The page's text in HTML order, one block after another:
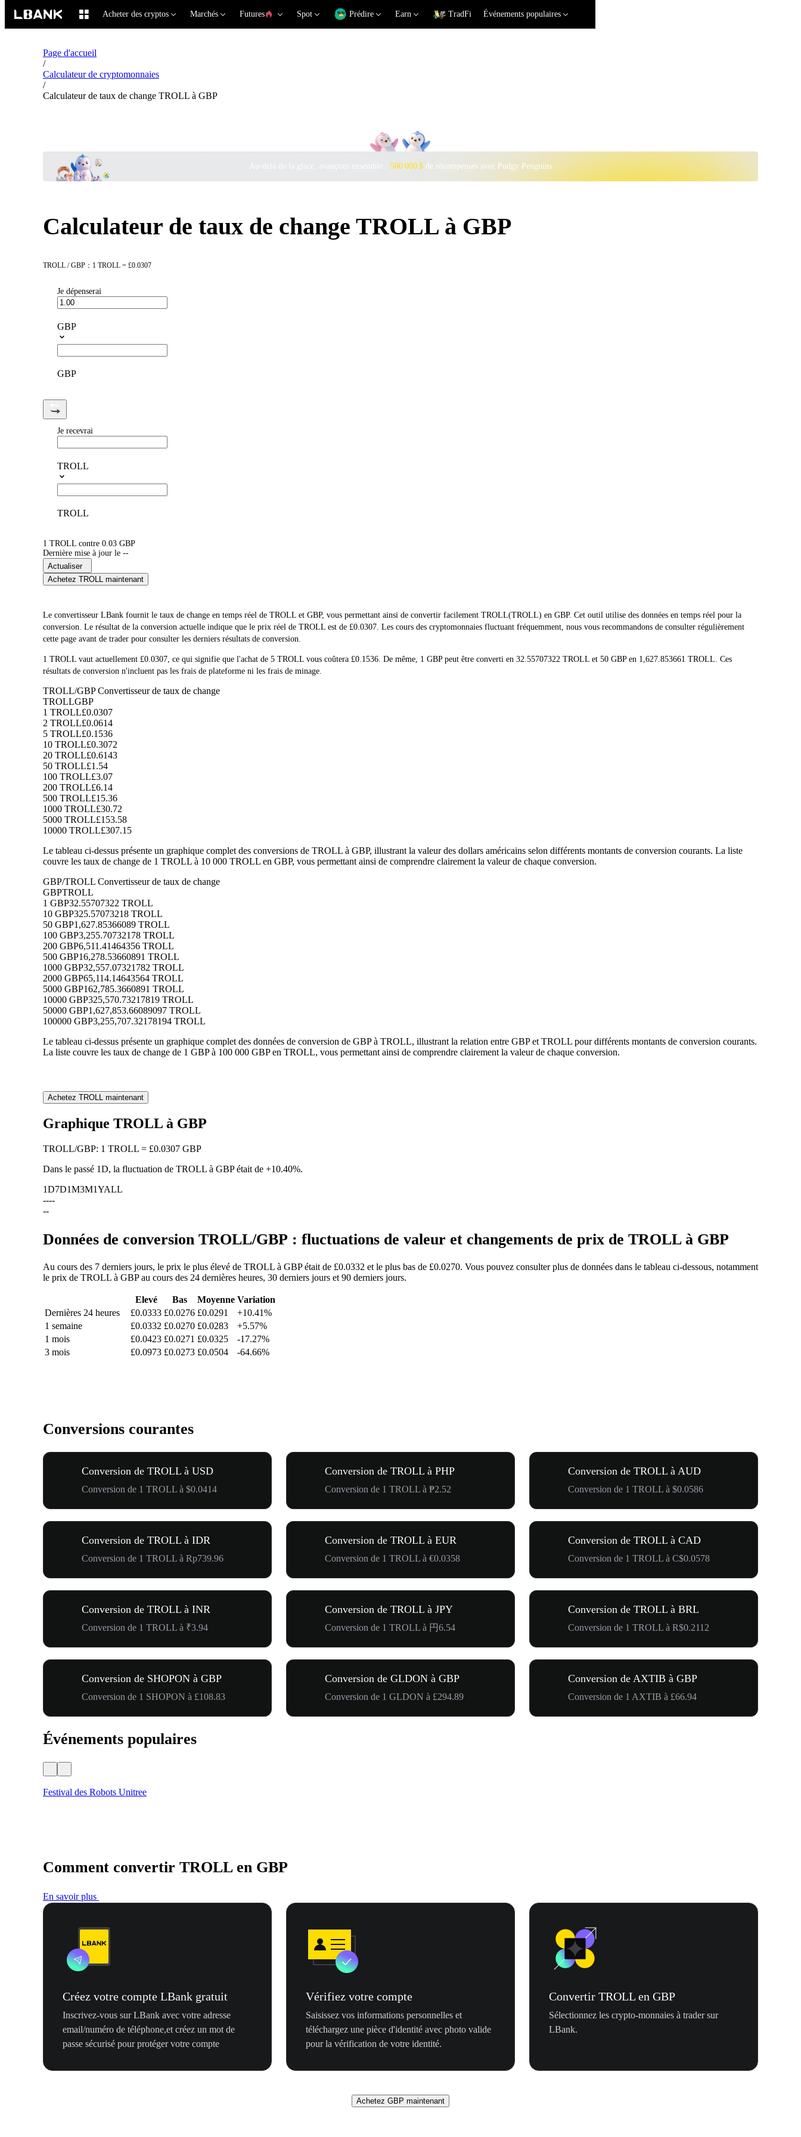
Acheter des cryptos Marchés Futures Spot Prédire Earn TradFi Événements populaires
Page d'accueil
/
Calculateur de cryptomonnaies
/
Calculateur de taux de change TROLL à GBP
Au-delà de la glace, avançons ensemble · 500 000 $ de récompenses avec Pudgy Penguins
Calculateur de taux de change TROLL à GBP
TROLL / GBP：1 TROLL = £0.0307
Je dépenserai
GBP
GBP
Je recevrai
TROLL
TROLL
1 TROLL contre 0.03 GBP
Dernière mise à jour le --
Actualiser
Achetez TROLL maintenant
Le convertisseur LBank fournit le taux de change en temps réel de TROLL et GBP, vous permettant ainsi de convertir facilement TROLL(TROLL) en GBP. Cet outil utilise des données en temps réel pour la
conversion. Le résultat de la conversion actuelle indique que le prix réel de TROLL est de £0.0307. Les cours des cryptomonnaies fluctuant fréquemment, nous vous recommandons de consulter régulièrement
cette page avant de trader pour consulter les derniers résultats de conversion.
1 TROLL vaut actuellement £0.0307, ce qui signifie que l'achat de 5 TROLL vous coûtera £0.1536. De même, 1 GBP peut être converti en 32.55707322 TROLL et 50 GBP en 1,627.853661 TROLL. Ces
résultats de conversion n'incluent pas les frais de plateforme ni les frais de minage.
TROLL/GBP Convertisseur de taux de change
TROLLGBP
1 TROLL£0.0307
2 TROLL£0.0614
5 TROLL£0.1536
10 TROLL£0.3072
20 TROLL£0.6143
50 TROLL£1.54
100 TROLL£3.07
200 TROLL£6.14
500 TROLL£15.36
1000 TROLL£30.72
5000 TROLL£153.58
10000 TROLL£307.15
Le tableau ci-dessus présente un graphique complet des conversions de TROLL à GBP, illustrant la valeur des dollars américains selon différents montants de conversion courants. La liste
couvre les taux de change de 1 TROLL à 10 000 TROLL en GBP, vous permettant ainsi de comprendre clairement la valeur de chaque conversion.
GBP/TROLL Convertisseur de taux de change
GBPTROLL
1 GBP32.55707322 TROLL
10 GBP325.57073218 TROLL
50 GBP1,627.85366089 TROLL
100 GBP3,255.70732178 TROLL
200 GBP6,511.41464356 TROLL
500 GBP16,278.53660891 TROLL
1000 GBP32,557.07321782 TROLL
2000 GBP65,114.14643564 TROLL
5000 GBP162,785.3660891 TROLL
10000 GBP325,570.73217819 TROLL
50000 GBP1,627,853.66089097 TROLL
100000 GBP3,255,707.32178194 TROLL
Le tableau ci-dessus présente un graphique complet des données de conversion de GBP à TROLL, illustrant la relation entre GBP et TROLL pour différents montants de conversion courants.
La liste couvre les taux de change de 1 GBP à 100 000 GBP en TROLL, vous permettant ainsi de comprendre clairement la valeur de chaque conversion.
Achetez TROLL maintenant
Graphique TROLL à GBP
TROLL/GBP: 1 TROLL = £0.0307 GBP
Dans le passé 1D, la fluctuation de TROLL à GBP était de +10.40%.
1D7D1M3M1YALL
----
--
Données de conversion TROLL/GBP : fluctuations de valeur et changements de prix de TROLL à GBP
Au cours des 7 derniers jours, le prix le plus élevé de TROLL à GBP était de £0.0332 et le plus bas de £0.0270. Vous pouvez consulter plus de données dans le tableau ci-dessous, notamment
le prix de TROLL à GBP au cours des 24 dernières heures, 30 derniers jours et 90 derniers jours.
Elevé Bas Moyenne Variation
Dernières 24 heures
£0.0333 £0.0276 £0.0291
+10.41%
1 semaine
£0.0332 £0.0270 £0.0283
+5.57%
1 mois
£0.0423 £0.0271 £0.0325
-17.27%
3 mois
£0.0973 £0.0273 £0.0504 -64.66%
Conversions courantes
Conversion de TROLL à USD
Conversion de 1 TROLL à $0.0414
Conversion de TROLL à PHP
Conversion de 1 TROLL à ₱2.52
Conversion de TROLL à AUD
Conversion de 1 TROLL à $0.0586
Conversion de TROLL à IDR
Conversion de 1 TROLL à Rp739.96
Conversion de TROLL à EUR
Conversion de 1 TROLL à €0.0358
Conversion de TROLL à CAD
Conversion de 1 TROLL à C$0.0578
Conversion de TROLL à INR
Conversion de 1 TROLL à ₹3.94
Conversion de TROLL à JPY
Conversion de 1 TROLL à 円6.54
Conversion de TROLL à BRL
Conversion de 1 TROLL à R$0.2112
Conversion de SHOPON à GBP
Conversion de 1 SHOPON à £108.83
Conversion de GLDON à GBP
Conversion de 1 GLDON à £294.89
Conversion de AXTIB à GBP
Conversion de 1 AXTIB à £66.94
Événements populaires
Festival des Robots Unitree
Comment convertir TROLL en GBP
En savoir plus
Créez votre compte LBank gratuit
Inscrivez-vous sur LBank avec votre adresse
email/numéro de téléphone,et créez un mot de
passe sécurisé pour protéger votre compte
Vérifiez votre compte
Saisissez vos informations personnelles et
téléchargez une pièce d'identité avec photo valide
pour la vérification de votre identité.
Convertir TROLL en GBP
Sélectionnez les crypto-monnaies à trader sur
LBank.
Achetez GBP maintenant